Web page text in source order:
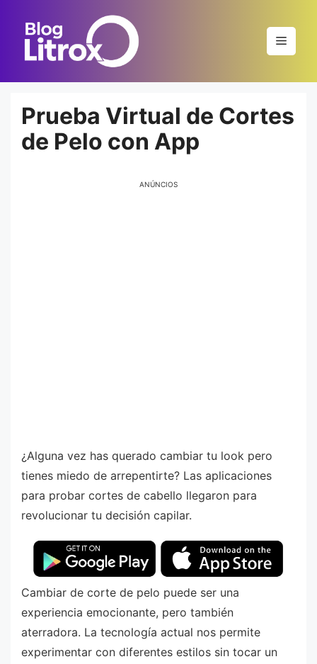
contenido
Menú
Prueba Virtual de Cortes
de Pelo con App
ANÚNCIOS
¿Alguna vez has querado cambiar tu look pero
tienes miedo de arrepentirte? Las aplicaciones
para probar cortes de cabello llegaron para
revolucionar tu decisión capilar.
Cambiar de corte de pelo puede ser una
experiencia emocionante, pero también
aterradora. La tecnología actual nos permite
experimentar con diferentes estilos sin tocar un